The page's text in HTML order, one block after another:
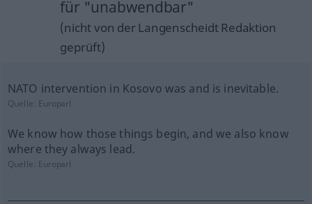
für "unabwendbar"
(nicht von der Langenscheidt Redaktion
geprüft)
NATO intervention in Kosovo was and is inevitable.
Quelle: Europarl
We know how those things begin, and we also know
where they always lead.
Quelle: Europarl